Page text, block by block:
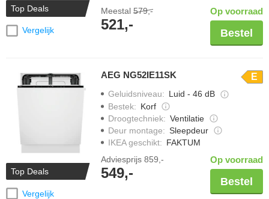
Top Deals
Vergelijk
Meestal 579,-
521,-
Op voorraad
Bestel
Top Deals
Vergelijk
AEG NG52IE11SK E
Geluidsniveau: Luid - 46 dB
Bestek: Korf
Droogtechniek: Ventilatie
Deur montage: Sleepdeur
IKEA geschikt: FAKTUM
Adviesprijs 859,-
549,-
Op voorraad
Bestel